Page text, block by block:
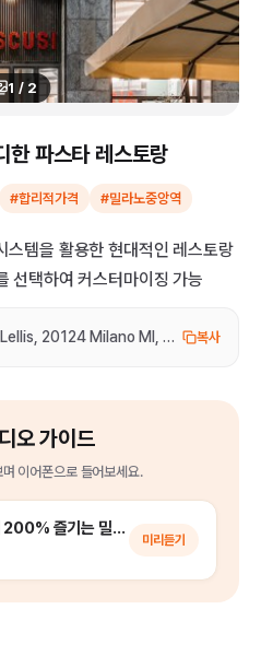
1 / 2
한 파스타 레스토랑
#합리적가격 #밀라노중앙역
스템을 활용한 현대적인 레스토랑
선택하여 커스터마이징 가능
20124 Milano MI, 이탈리아
복사
오 가이드
이어폰으로 들어보세요.
밀란 현지인과 함께 200% 즐기는 밀라노 시내 워킹 투어
미리듣기